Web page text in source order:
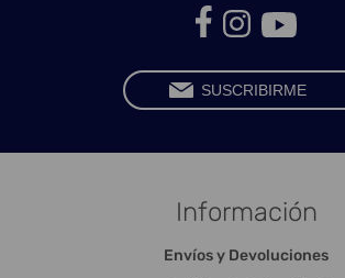
Información
Envíos y Devoluciones